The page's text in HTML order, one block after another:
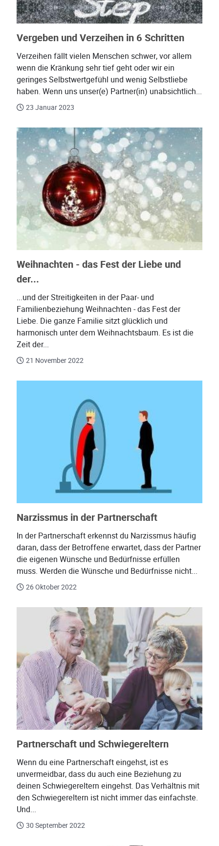
Vergeben und Verzeihen in 6 Schritten
Verzeihen fällt vielen Menschen schwer, vor allem
wenn die Kränkung sehr tief geht oder wir ein
geringes Selbstwertgefühl und wenig Selbstliebe
haben. Wenn uns unser(e) Partner(in) unabsichtlich...
23 Januar 2023
Weihnachten - das Fest der Liebe und
der...
...und der Streitigkeiten in der Paar- und
Familienbeziehung Weihnachten - das Fest der
Liebe. Die ganze Familie sitzt glücklich und
harmonisch unter dem Weihnachtsbaum. Es ist die
Zeit der...
21 November 2022
Narzissmus in der Partnerschaft
In der Partnerschaft erkennst du Narzissmus häufig
daran, dass der Betroffene erwartet, dass der Partner
die eigenen Wünsche und Bedürfnisse erfüllen
muss. Werden die Wünsche und Bedürfnisse nicht...
26 Oktober 2022
Partnerschaft und Schwiegereltern
Wenn du eine Partnerschaft eingehst, ist es
unvermeidbar, dass du auch eine Beziehung zu
deinen Schwiegereltern eingehst. Das Verhältnis mit
den Schwiegereltern ist nicht immer das einfachste.
Und...
30 September 2022